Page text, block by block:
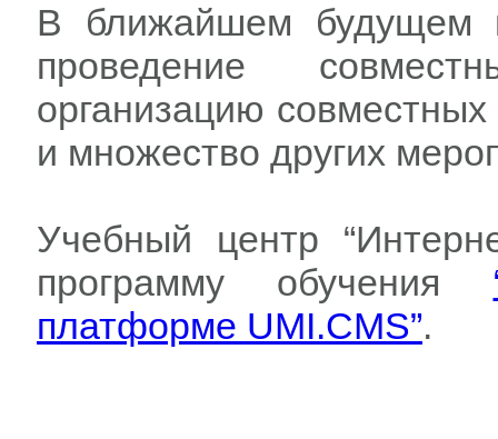
В ближайшем будущем
проведение
организацию
и множество других
Учебный центр
программу обучения
платформе UMI.CMS”.